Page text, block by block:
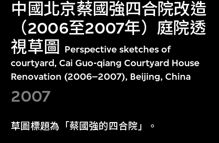
中國北京蔡國強四合院改造
（2006至2007年）庭院透
視草圖
Perspective sketches of
courtyard, Cai Guo-qiang Courtyard House
Renovation (2006–2007), Beijing, China
2007
草圖標題為「蔡國強的四合院」。